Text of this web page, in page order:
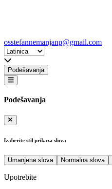
osstefannemanjanp@gmail.com
Podešavanja
Podešavanja
Izaberite stil prikaza slova
Umanjena slova Normalna slova
Upotrebite